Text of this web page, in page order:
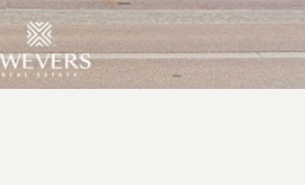
OVER ONS
VASTGOEDCAFÉ